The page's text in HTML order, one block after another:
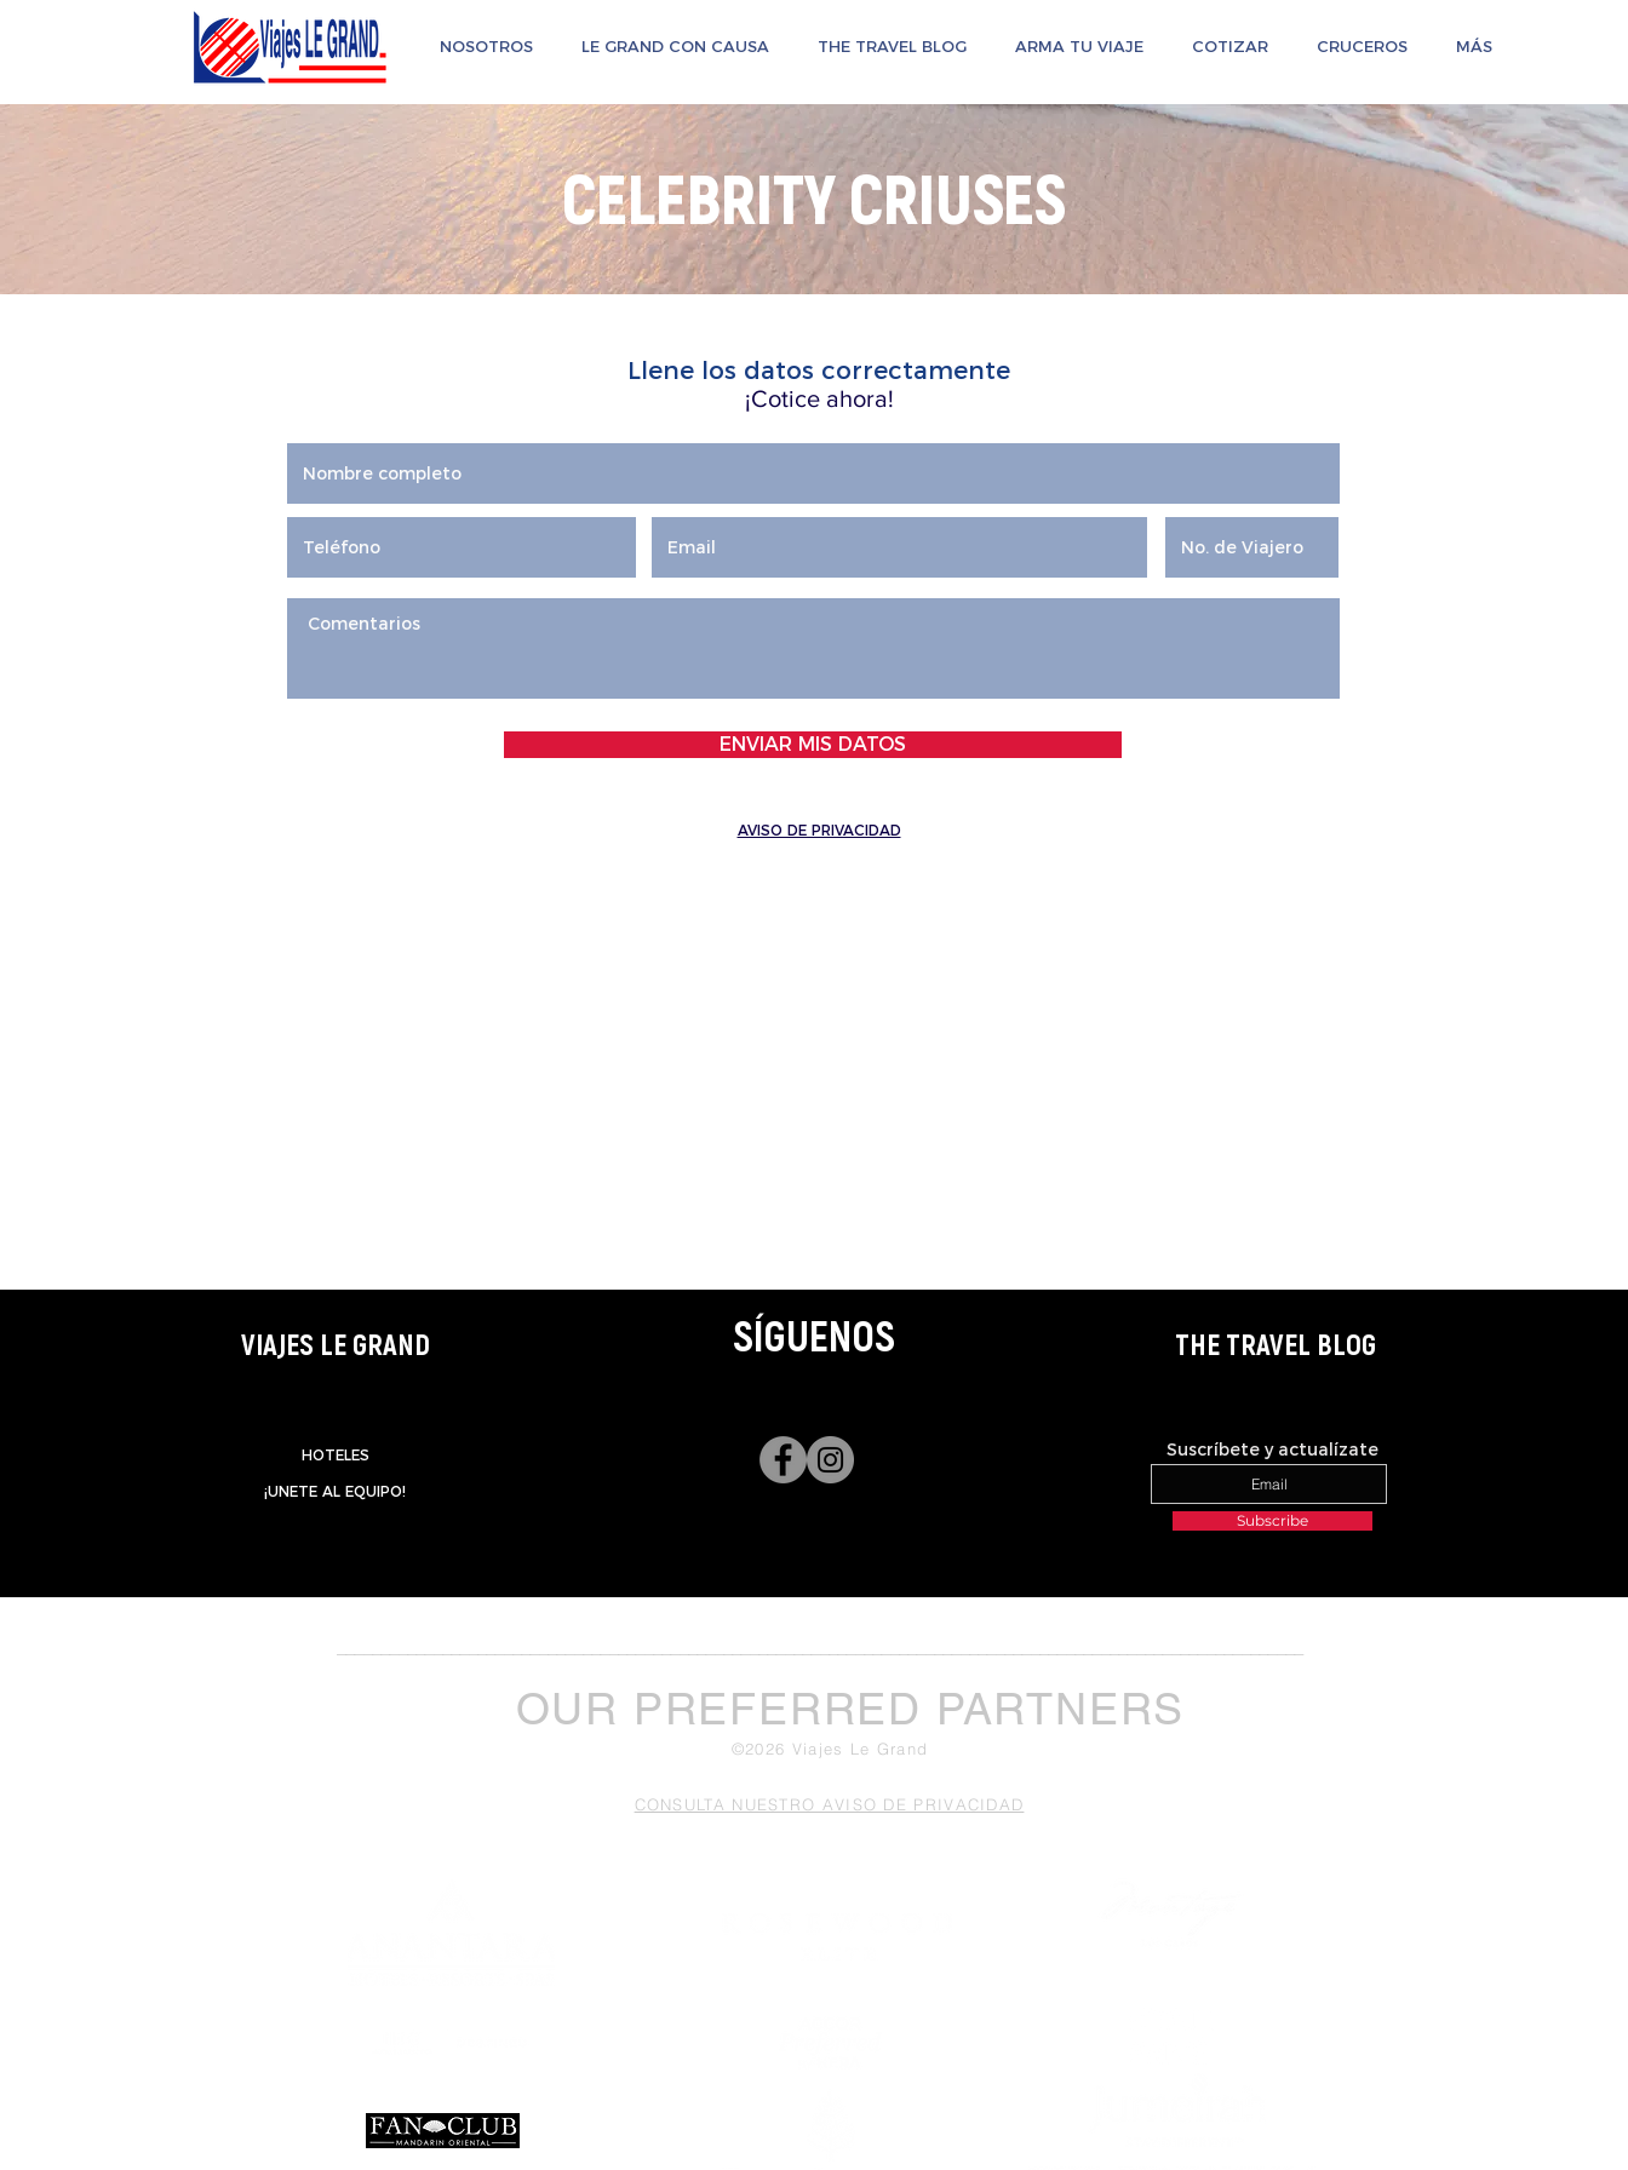
NOSOTROS LE GRAND CON CAUSA THE TRAVEL BLOG ARMA TU VIAJE COTIZAR CRUCEROS MÁS
CELEBRITY CRIUSES
Llene los datos correctamente
¡Cotice ahora!
ENVIAR MIS DATOS
AVISO DE PRIVACIDAD
VIAJES LE GRAND
HOTELES
¡UNETE AL EQUIPO!
SÍGUENOS THE TRAVEL BLOG
Suscríbete y actualízate
Subscribe
©2026 Viajes Le Grand
OUR PREFERRED PARTNERS
CONSULTA NUESTRO AVISO DE PRIVACIDAD